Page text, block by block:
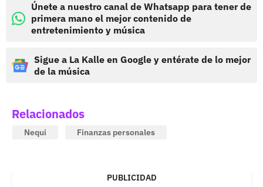
Únete a nuestro canal de Whatsapp para tener de
primera mano el mejor contenido de
entretenimiento y música
Sigue a La Kalle en Google y entérate de lo mejor
de la música
Relacionados
Nequi Finanzas personales
PUBLICIDAD